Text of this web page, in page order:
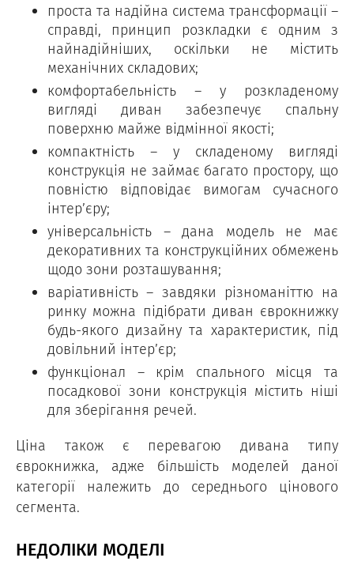
проста та надійна система трансформації –
справді, принцип розкладки є одним з
найнадійніших, оскільки не містить
механічних складових;
комфортабельність – у розкладеному
вигляді диван забезпечує спальну
поверхню майже відмінної якості;
компактність – у складеному вигляді
конструкція не займає багато простору, що
повністю відповідає вимогам сучасного
інтер’єру;
універсальність – дана модель не має
декоративних та конструкційних обмежень
щодо зони розташування;
варіативність – завдяки різноманіттю на
ринку можна підібрати диван єврокнижку
будь-якого дизайну та характеристик, під
довільний інтер’єр;
функціонал – крім спального місця та
посадкової зони конструкція містить ніші
для зберігання речей.
Ціна також є перевагою дивана типу
єврокнижка, адже більшість моделей даної
категорії належить до середнього цінового
сегмента.
НЕДОЛІКИ МОДЕЛІ